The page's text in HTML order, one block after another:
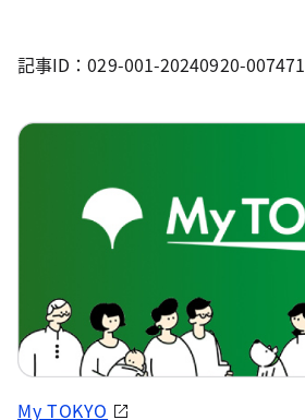
記事ID：029-001-20240920-007471
My TOKYO